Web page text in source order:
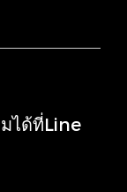
มได้ที่Line